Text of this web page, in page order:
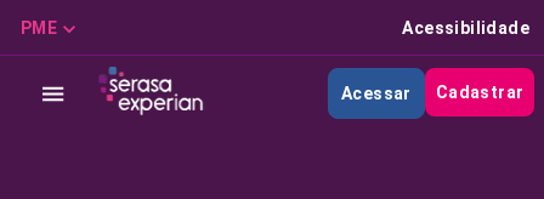
PME Acessibilidade
Acessar Cadastrar